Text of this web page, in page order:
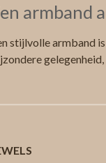
armband
stijlvolle armband